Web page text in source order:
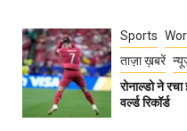
Sports
ताज़ा ख़बरें
रोनाल्डो ने
वर्ल्ड रिकॉर्ड